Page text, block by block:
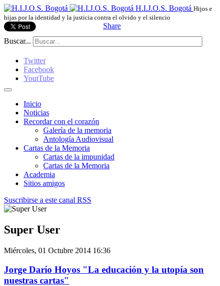
H.I.J.O.S. Bogotá Hijos e
hijas por la identidad y la justicia contra el olvido y el silencio
Share
Buscar...
Twitter
Facebook
YoutTube
Inicio
Noticias
Recordar con el corazón
Galería de la memoria
Antología Audiovisual
Cartas de la Memoria
Cartas de la impunidad
Cartas de la Memoria
Academia
Sitios amigos
Suscribirse a este canal RSS
Super User
Miércoles, 01 Octubre 2014 16:36
Jorge Darío Hoyos "La educación y la utopía son
nuestras cartas"